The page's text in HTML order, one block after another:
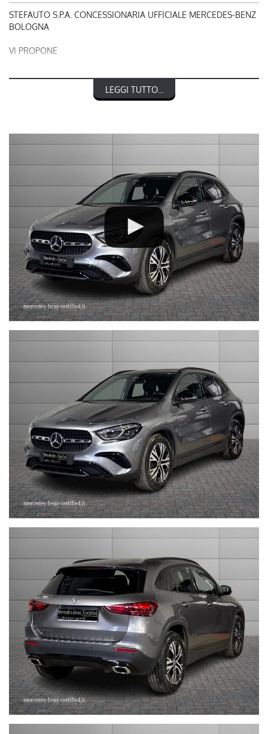
STEFAUTO S.P.A. CONCESSIONARIA UFFICIALE MERCEDES-BENZ
BOLOGNA
VI PROPONE
MERCEDES-BENZ CLASSE GLA 200 d Automatic Progressive
nel prezzo è escluso il passaggio di proprietà
OFFERTA VALIDA CON PROMO STEFAUTO (GETTONE
FINANZIAMENTO € 3.000)
LA INVITIAMO A SPECIFICARE:
- UN RECAPITO TELEFONICO
- IN CASO DI AUTO DA DARE IN PERMUTA (MODELLO, ANNO DI
IMMATRICOLAZIONE, KM)
STEFAUTO S.P.A.BOLOGNA
VIA BENTINI, 111
sales@stefauto.it - www.stefauto.it
--------------------------------------------------------------------------
Stefauto S.p.a. declina ogni responsabilità per eventuali non
conformità relative ad equipaggiamento, omologazioni anti
inquinamento, accessori, ecc. pubblicate nei diversi portali.
Dette informazioni che non rappresentano in alcun modo un
impegno contrattuale in quanto non ci è possibile intervenire su
eventuali errori di stampa.
LEGGI TUTTO...